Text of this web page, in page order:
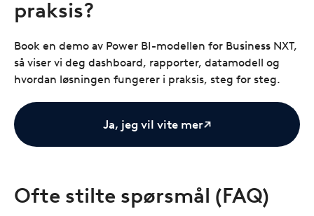
praksis?
Book en demo av Power BI-modellen for Business NXT,
så viser vi deg dashboard, rapporter, datamodell og
hvordan løsningen fungerer i praksis, steg for steg.
Ja, jeg vil vite mer
Ofte stilte spørsmål (FAQ)